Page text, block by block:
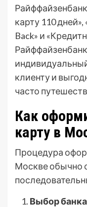
карту 110
Back» и
клиенту и
часто
Как
карту в
Процедура
Москве обычно
Выбор